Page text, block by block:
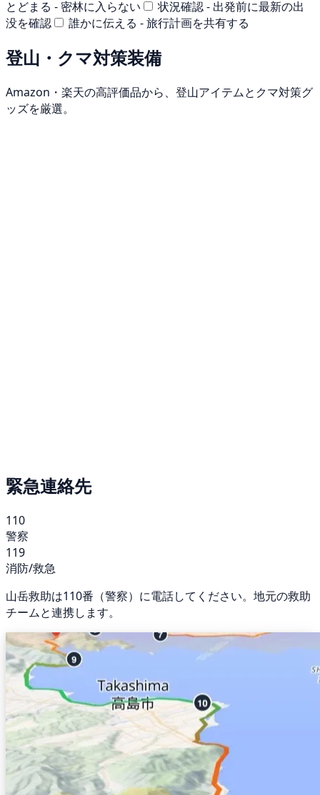
とどまる - 密林に入らない
状況確認 - 出発前に最新の出
没を確認
誰かに伝える - 旅行計画を共有する
登山・クマ対策装備
Amazon・楽天の高評価品から、登山アイテムとクマ対策グ
ッズを厳選。
緊急連絡先
110
警察
119
消防/救急
山岳救助は110番（警察）に電話してください。地元の救助
チームと連携します。